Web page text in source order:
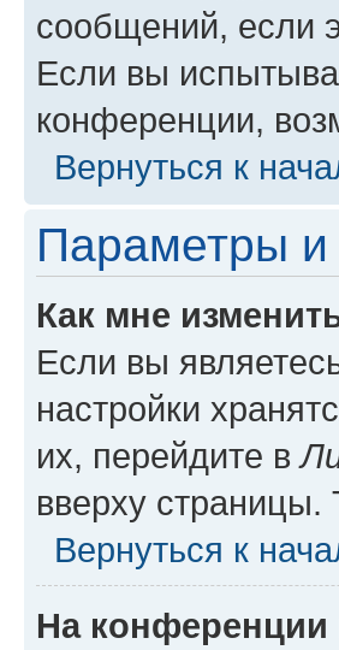
сообщений, если
Если вы
конференции,
Вернуться к
Параметры и
Как мне
Если вы
настройки
их, перейдите в
вверху страницы.
Вернуться к
На